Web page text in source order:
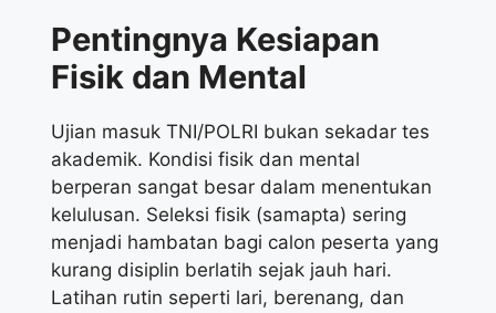
Pentingnya Kesiapan
Fisik dan Mental
Ujian masuk TNI/POLRI bukan sekadar tes
akademik. Kondisi fisik dan mental
berperan sangat besar dalam menentukan
kelulusan. Seleksi fisik (samapta) sering
menjadi hambatan bagi calon peserta yang
kurang disiplin berlatih sejak jauh hari.
Latihan rutin seperti lari, berenang, dan